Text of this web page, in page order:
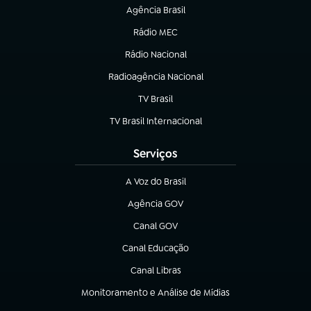
Agência Brasil
(abre em nova aba)
Rádio MEC
(abre em nova aba)
Rádio Nacional
Radioagência Nacional
(abre em nova aba)
TV Brasil
(abre em nova aba)
TV Brasil Internacional
(abre em nova aba)
Serviços
A Voz do Brasil
(abre em nova aba)
Agência GOV
(abre em nova aba)
Canal GOV
(abre em nova aba)
Canal Educação
(abre em nova aba)
Canal Libras
(abre em nova aba)
Monitoramento e Análise de Mídias
(abre em nova aba)